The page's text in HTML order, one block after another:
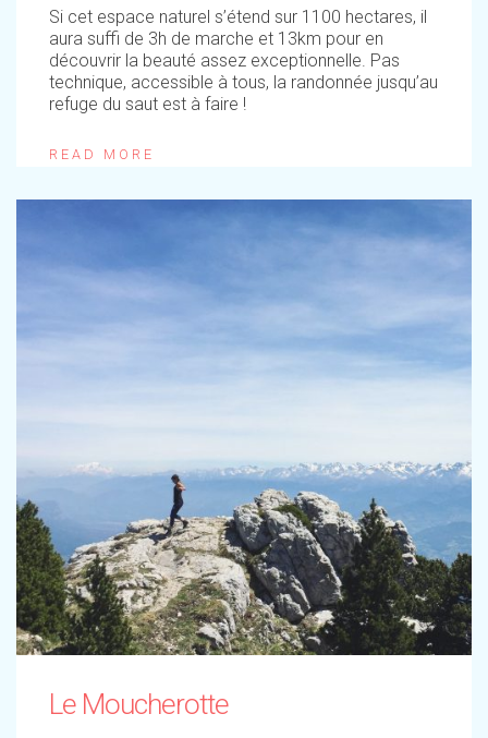
Si cet espace naturel s’étend sur 1100 hectares, il
aura suffi de 3h de marche et 13km pour en
découvrir la beauté assez exceptionnelle. Pas
technique, accessible à tous, la randonnée jusqu’au
refuge du saut est à faire !
READ MORE
Le Moucherotte